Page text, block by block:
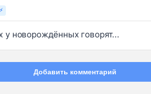
⚡
у новорождённых говорят...
Добавить комментарий